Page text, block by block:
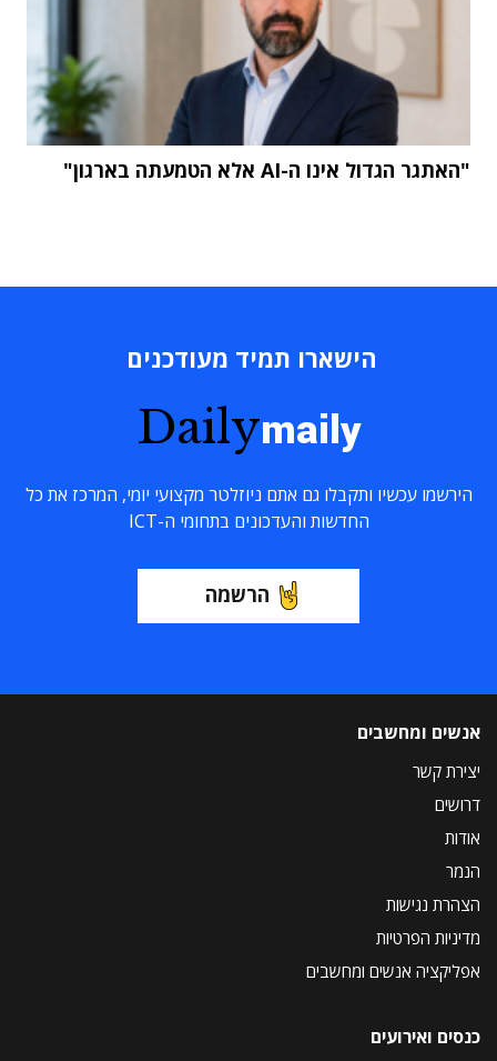
"האתגר הגדול אינו ה-AI אלא הטמעתה בארגון"
הישארו תמיד מעודכנים
Dailymaily
הירשמו עכשיו ותקבלו גם אתם ניוזלטר מקצועי יומי, המרכז את כל
החדשות והעדכונים בתחומי ה-ICT
הרשמה
אנשים ומחשבים
יצירת קשר
דרושים
אודות
הנמר
הצהרת נגישות
מדיניות הפרטיות
אפליקציה אנשים ומחשבים
כנסים ואירועים